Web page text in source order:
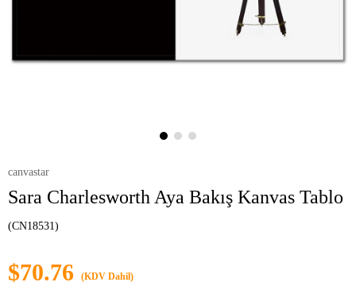
canvastar
Sara Charlesworth Aya Bakış Kanvas Tablo
(CN18531)
$70.76 (KDV Dahil)